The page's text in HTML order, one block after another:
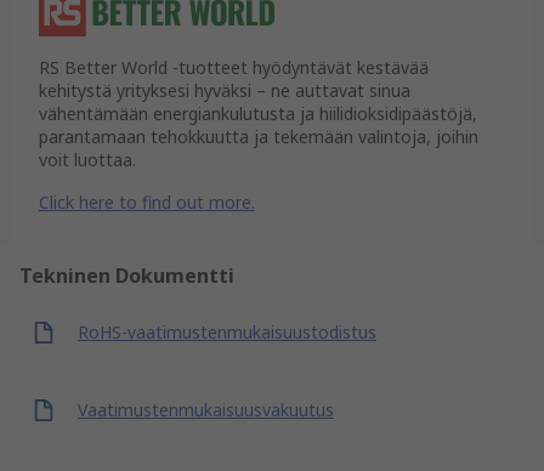
RS Better World -tuotteet hyödyntävät kestävää
kehitystä yrityksesi hyväksi – ne auttavat sinua
vähentämään energiankulutusta ja hiilidioksidipäästöjä,
parantamaan tehokkuutta ja tekemään valintoja, joihin
voit luottaa.
Click here to find out more.
Tekninen Dokumentti
RoHS-vaatimustenmukaisuustodistus
Vaatimustenmukaisuusvakuutus